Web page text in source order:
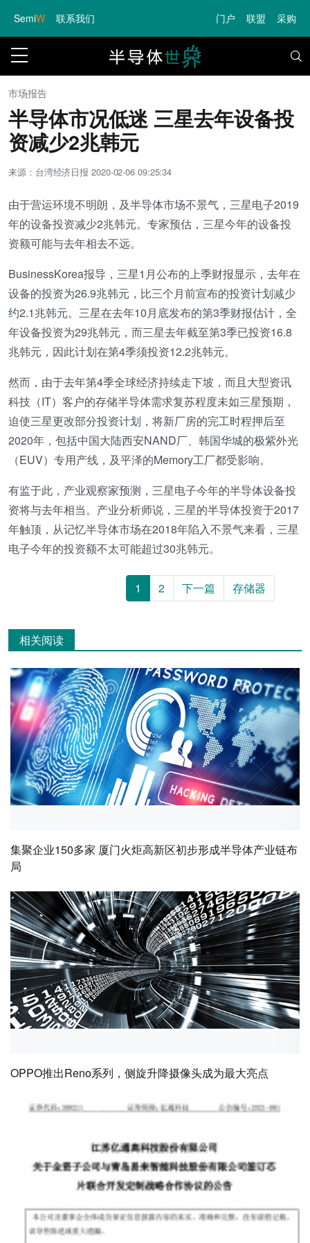
SemiW 联系我们 门户 联盟 采购
市场报告
半导体市况低迷 三星去年设备投
资减少2兆韩元
来源：台湾经济日报2020-02-06 09:25:34
由于营运环境不明朗，及半导体市场不景气，三星电子2019
年的设备投资减少2兆韩元。专家预估，三星今年的设备投
资额可能与去年相去不远。
BusinessKorea报导，三星1月公布的上季财报显示，去年在
设备的投资为26.9兆韩元，比三个月前宣布的投资计划减少
约2.1兆韩元。三星在去年10月底发布的第3季财报估计，全
年设备投资为29兆韩元，而三星去年截至第3季已投资16.8
兆韩元，因此计划在第4季须投资12.2兆韩元。
然而，由于去年第4季全球经济持续走下坡，而且大型资讯
科技（IT）客户的存储半导体需求复苏程度未如三星预期，
迫使三星更改部分投资计划，将新厂房的完工时程押后至
2020年，包括中国大陆西安NAND厂、韩国华城的极紫外光
（EUV）专用产线，及平泽的Memory工厂都受影响。
有监于此，产业观察家预测，三星电子今年的半导体设备投
资将与去年相当。产业分析师说，三星的半导体投资于2017
年触顶，从记忆半导体市场在2018年陷入不景气来看，三星
电子今年的投资额不太可能超过30兆韩元。
1 2 下一篇 存储器
相关阅读
集聚企业150多家 厦门火炬高新区初步形成半导体产业链布
局
OPPO推出Reno系列，侧旋升降摄像头成为最大亮点